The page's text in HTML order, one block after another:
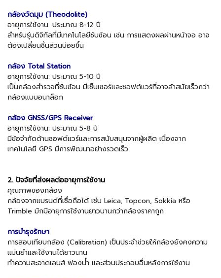
กล้องวัดมุม (Theodolite)
อายุการใช้งาน: ประมาณ 8-12 ปี
สำหรับรุ่นดิจิทัลที่มีเทคโนโลยีซับซ้อน เช่น การแสดงผลผ่านหน้าจอ อาจ
ต้องเปลี่ยนชิ้นส่วนบ่อยขึ้น
กล้อง Total Station
อายุการใช้งาน: ประมาณ 5-10 ปี
เป็นกล้องสำรวจที่ซับซ้อน มีเซ็นเซอร์และซอฟต์แวร์ที่อาจล้าสมัยเร็วกว่า
กล้องแบบอนาล็อก
กล้อง GNSS/GPS Receiver
อายุการใช้งาน: ประมาณ 5-8 ปี
มีข้อจำกัดด้านซอฟต์แวร์และการสนับสนุนจากผู้ผลิต เนื่องจาก
เทคโนโลยี GPS มีการพัฒนาอย่างรวดเร็ว
2. ปัจจัยที่ส่งผลต่ออายุการใช้งาน
คุณภาพของกล้อง
กล้องจากแบรนด์ที่เชื่อถือได้ เช่น Leica, Topcon, Sokkia หรือ
Trimble มักมีอายุการใช้งานยาวนานกว่ากล้องราคาถูก
การบำรุงรักษา
การสอบเทียบกล้อง (Calibration) เป็นประจำช่วยให้กล้องยังคงความ
แม่นยำและใช้งานได้ยาวนาน
ทำความสะอาดเลนส์ ฟองน้ำ และส่วนประกอบอื่นหลังการใช้งาน